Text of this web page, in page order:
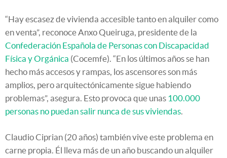
“Hay escasez de vivienda accesible tanto en alquiler como
en venta”, reconoce Anxo Queiruga, presidente de la
Confederación Española de Personas con Discapacidad
Física y Orgánica (Cocemfe). “En los últimos años se han
hecho más accesos y rampas, los ascensores son más
amplios, pero arquitectónicamente sigue habiendo
problemas”, asegura. Esto provoca que unas 100.000
personas no puedan salir nunca de sus viviendas.
Claudio Ciprian (20 años) también vive este problema en
carne propia. Él lleva más de un año buscando un alquiler